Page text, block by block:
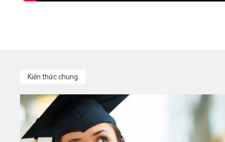
Kiến thức chung